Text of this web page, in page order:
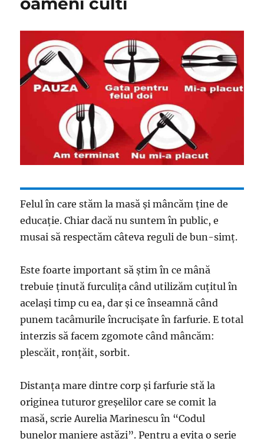
Felul în care stăm la masă şi mâncăm ţine de
educaţie. Chiar dacă nu suntem în public, e
musai să respectăm câteva reguli de bun-simţ.
Este foarte important să ştim în ce mână
trebuie ţinută furculiţa când utilizăm cuţitul în
acelaşi timp cu ea, dar şi ce înseamnă când
punem tacâmurile încrucişate în farfurie. E total
interzis să facem zgomote când mâncăm:
plescăit, ronţăit, sorbit.
Distanţa mare dintre corp şi farfurie stă la
originea tuturor greşelilor care se comit la
masă, scrie Aurelia Marinescu în “Codul
bunelor maniere astăzi”. Pentru a evita o serie